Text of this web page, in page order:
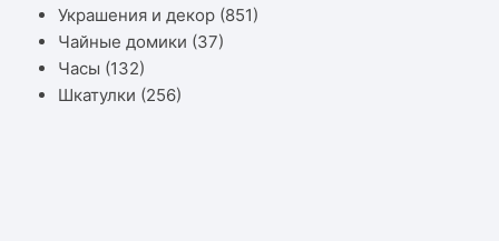
Украшения и декор (851)
Чайные домики (37)
Часы (132)
Шкатулки (256)